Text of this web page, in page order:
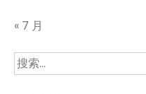
« 7 月
搜
索：